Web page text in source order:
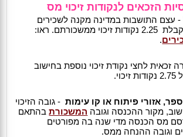
הזכאים לנקודות זיכוי מס
- עצם התושבות במדינה מקנה לשכירים
ראו:
.
זכאית לחצי נקודת זיכוי נוספת בחישוב
אזורי פיתוח או קו עימות- גובה הזיכוי
מקור ההכנסה וגובה המשכורתבהתאם
מס הכנסה מדי שנה בה מפורטים
וגובה ההנחה ממס.